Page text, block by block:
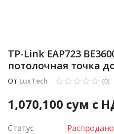
TP-Link EAP723
потолочная точка
От LuxTech (0)
1,070,100 сум с
Статус Распродано